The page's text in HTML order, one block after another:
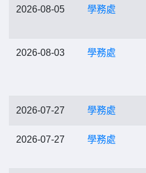
2026-08-05 學務處
2026-08-03 學務處
2026-07-27 學務處
2026-07-27 學務處